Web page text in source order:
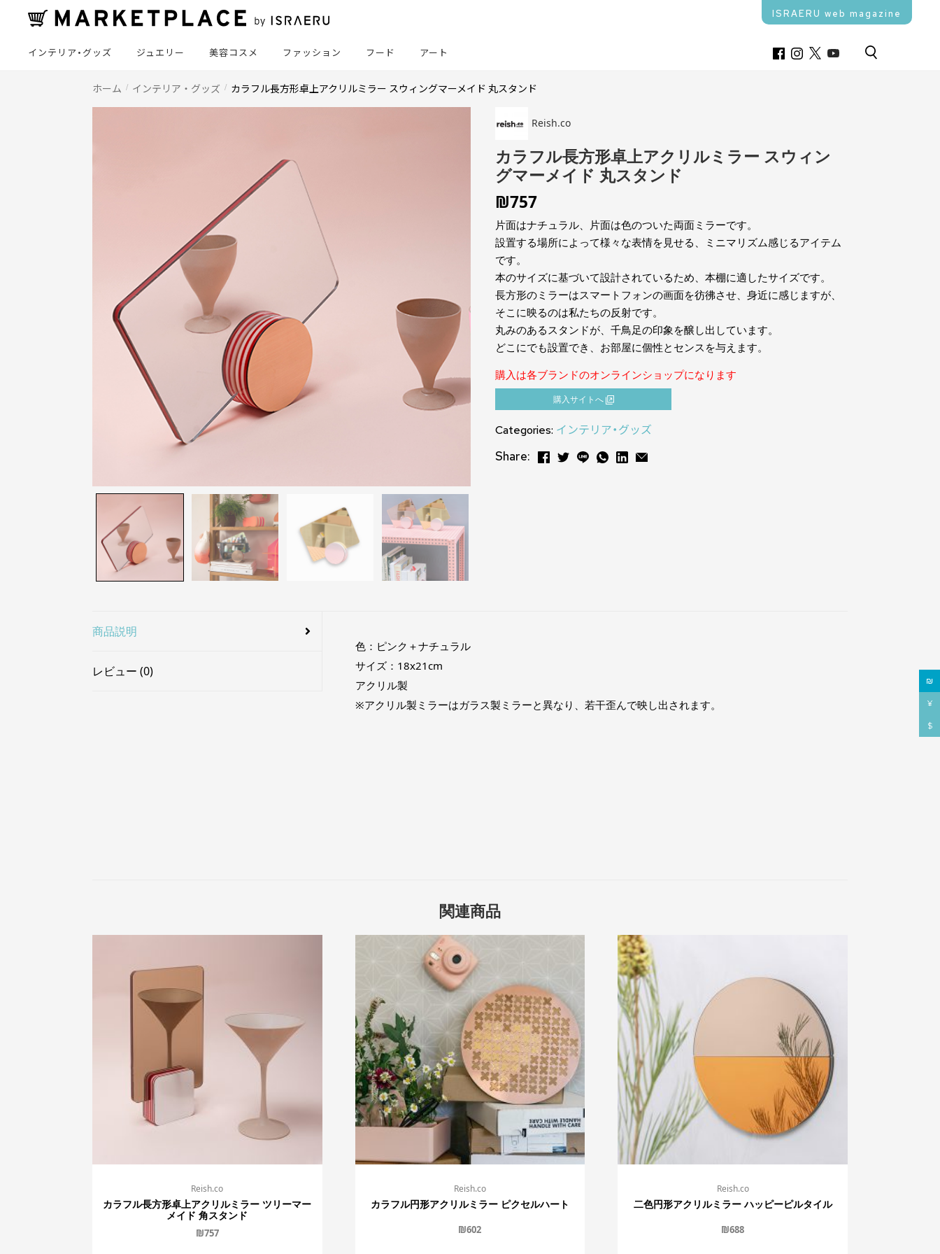
₪
¥
$
ISRAERU web magazine
インテリア・グッズ ジュエリー 美容コスメ ファッション フード アート
ホーム インテリア・グッズ カラフル長方形卓上アクリルミラー スウィングマーメイド 丸スタンド
Reish.co
カラフル長方形卓上アクリルミラー スウィン
グマーメイド 丸スタンド
₪757
片面はナチュラル、片面は色のついた両面ミラーです。
設置する場所によって様々な表情を見せる、ミニマリズム感じるアイテム
です。
本のサイズに基づいて設計されているため、本棚に適したサイズです。
長方形のミラーはスマートフォンの画面を彷彿させ、身近に感じますが、
そこに映るのは私たちの反射です。
丸みのあるスタンドが、千鳥足の印象を醸し出しています。
どこにでも設置でき、お部屋に個性とセンスを与えます。
購入は各ブランドのオンラインショップになります
購⼊サイトへ
Categories: インテリア・グッズ
Share:
商品説明
レビュー (0)
色：ピンク＋ナチュラル
サイズ：18x21cm
アクリル製
※アクリル製ミラーはガラス製ミラーと異なり、若干歪んで映し出されます。
関連商品
Reish.co
カラフル長方形卓上アクリルミラー ツリーマー
メイド 角スタンド
₪757
Reish.co
カラフル円形アクリルミラー ピクセルハート
₪602
Reish.co
二色円形アクリルミラー ハッピーピルタイル
₪688